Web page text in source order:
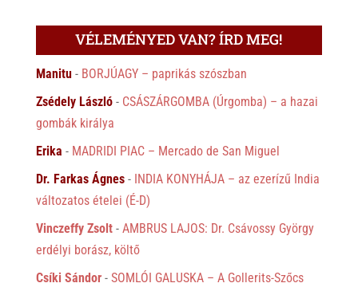
VÉLEMÉNYED VAN? ÍRD MEG!
Manitu- BORJÚAGY – paprikás szószban
Zsédely László- CSÁSZÁRGOMBA (Úrgomba) – a hazai
gombák királya
Erika - MADRIDI PIAC – Mercado de San Miguel
Dr. Farkas Ágnes- INDIA KONYHÁJA – az ezerízű India
változatos ételei (É-D)
Vinczeffy Zsolt- AMBRUS LAJOS: Dr. Csávossy György
erdélyi borász, költő
Csíki Sándor- SOMLÓI GALUSKA – A Gollerits-Szőcs